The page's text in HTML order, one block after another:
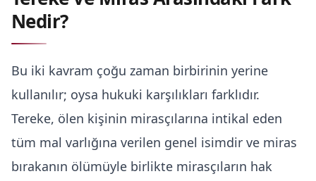
Nedir?
Bu iki kavram çoğu zaman birbirinin yerine
kullanılır; oysa hukuki karşılıkları farklıdır.
Tereke, ölen kişinin mirasçılarına intikal eden
tüm mal varlığına verilen genel isimdir ve miras
bırakanın ölümüyle birlikte mirasçıların hak